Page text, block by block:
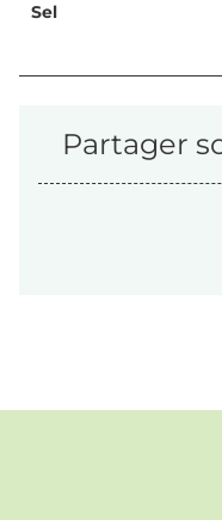
Sel
Partager